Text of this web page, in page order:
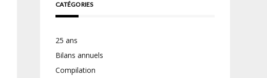
CATÉGORIES
25 ans
Bilans annuels
Compilation